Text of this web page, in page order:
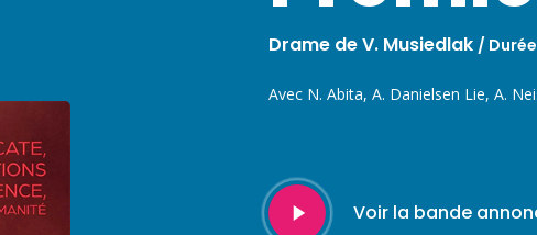
Drame de V. Musiedlak /
Avec N. Abita, A. Danielsen Lie, A.
Play
Video
Voir la bande